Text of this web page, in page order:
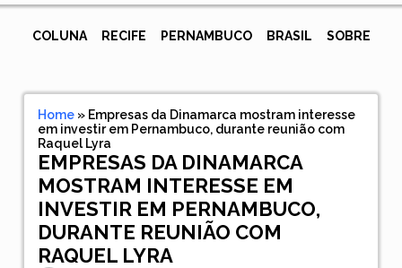
COLUNA RECIFE PERNAMBUCO BRASIL SOBRE
Home» Empresas da Dinamarca mostram interesse
em investir em Pernambuco, durante reunião com
Raquel Lyra
EMPRESAS DA DINAMARCA
MOSTRAM INTERESSE EM
INVESTIR EM PERNAMBUCO,
DURANTE REUNIÃO COM
RAQUEL LYRA